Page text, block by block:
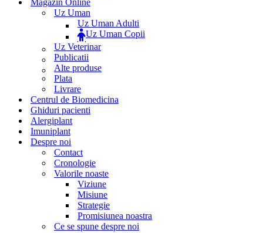
Magazin Online
Uz Uman
Uz Uman Adulti
Uz Uman Copii
Uz Veterinar
Publicatii
Alte produse
Plata
Livrare
Centrul de Biomedicina
Ghiduri pacienti
Alergiplant
Imuniplant
Despre noi
Contact
Cronologie
Valorile noaste
Viziune
Misiune
Strategie
Promisiunea noastra
Ce se spune despre noi